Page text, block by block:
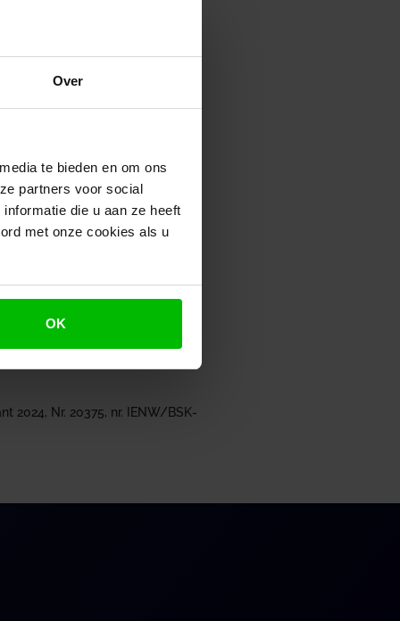
Over
te bieden en om ons
partners voor social
die u aan ze heeft
met onze cookies als u
OK
de aanschaf van
ondernemingen. De
emissieloos
touringcars.
touringcar ten
touringcar uit dezelfde
een grote onderneming tot
2024, Nr. 20375, nr. IENW/BSK-